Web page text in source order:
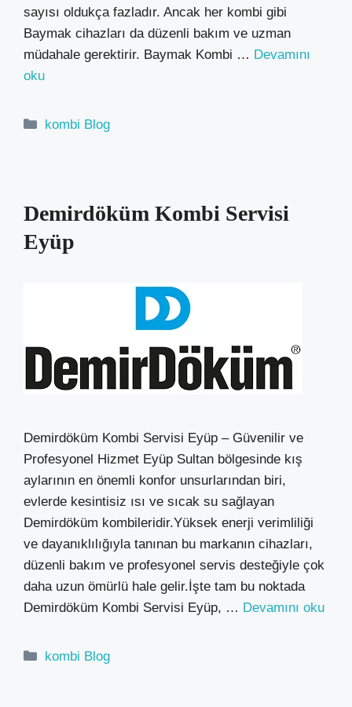
sayısı oldukça fazladır. Ancak her kombi gibi
Baymak cihazları da düzenli bakım ve uzman
müdahale gerektirir. Baymak Kombi … Devamını
oku
Kategoriler
kombi Blog
Demirdöküm Kombi Servisi
Eyüp
Demirdöküm Kombi Servisi Eyüp – Güvenilir ve
Profesyonel Hizmet Eyüp Sultan bölgesinde kış
aylarının en önemli konfor unsurlarından biri,
evlerde kesintisiz ısı ve sıcak su sağlayan
Demirdöküm kombileridir.Yüksek enerji verimliliği
ve dayanıklılığıyla tanınan bu markanın cihazları,
düzenli bakım ve profesyonel servis desteğiyle çok
daha uzun ömürlü hale gelir.İşte tam bu noktada
Demirdöküm Kombi Servisi Eyüp, … Devamını oku
Kategoriler
kombi Blog